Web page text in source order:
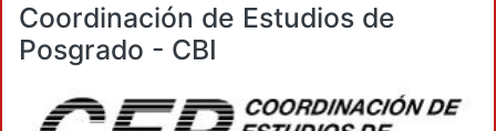
Coordinación de Estudios de
Posgrado - CBI